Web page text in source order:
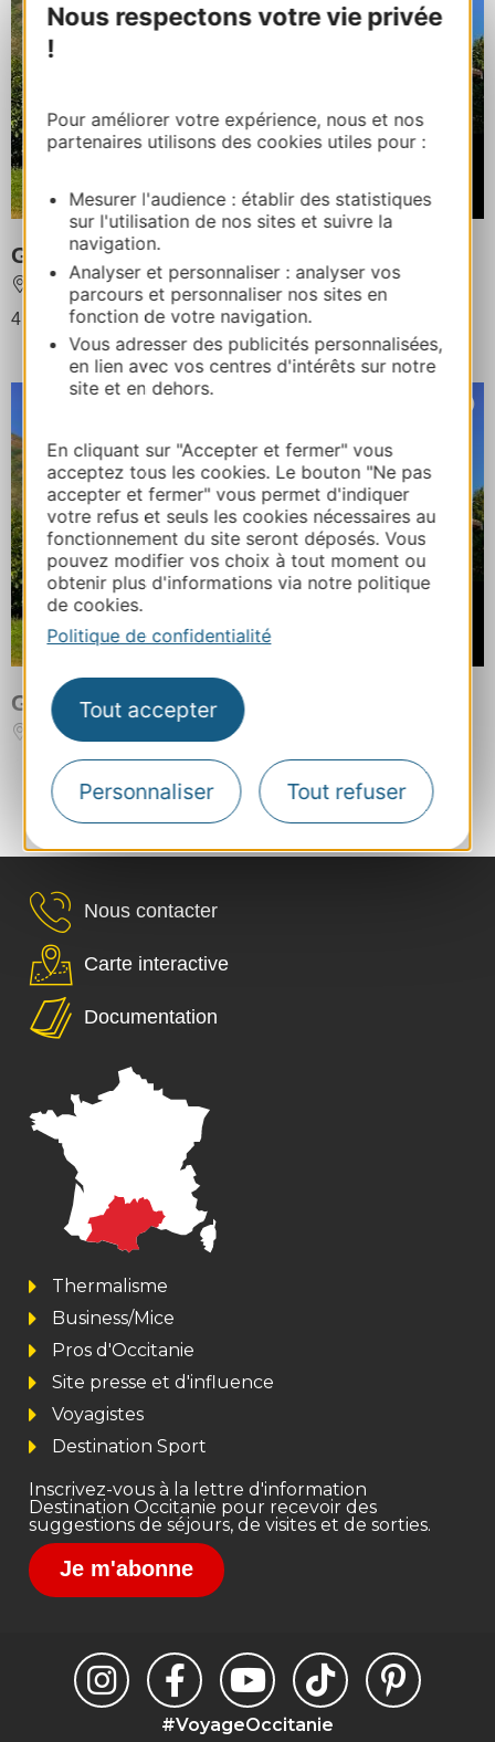
Nous respectons votre vie privée
!
Pour améliorer votre expérience, nous et nos
partenaires utilisons des cookies utiles pour :
Mesurer l'audience : établir des statistiques
sur l'utilisation de nos sites et suivre la
navigation.
Analyser et personnaliser : analyser vos
parcours et personnaliser nos sites en
fonction de votre navigation.
Vous adresser des publicités personnalisées,
en lien avec vos centres d'intérêts sur notre
site et en dehors.
En cliquant sur "Accepter et fermer" vous
acceptez tous les cookies. Le bouton "Ne pas
accepter et fermer" vous permet d'indiquer
votre refus et seuls les cookies nécessaires au
fonctionnement du site seront déposés. Vous
pouvez modifier vos choix à tout moment ou
obtenir plus d'informations via notre politique
de cookies.
Politique de confidentialité
Tout accepter
Personnaliser Tout refuser
À partir de
/ Semaine
Gîte Chalet Le Quié 4 personnes
ARIGNAC À 3 km de TARASCON SUR ARIEGE
4 personnes au maximum
Gîte Chalet le Sédour 4 personnes
ARIGNAC À 3 km de TARASCON SUR ARIEGE
4 personnes au maximum
Plus de résultats
Nous contacter
Carte interactive
Documentation
Thermalisme
Business/Mice
Pros d'Occitanie
Site presse et d'influence
Voyagistes
Destination Sport
Inscrivez-vous à la lettre d'information
Destination Occitanie pour recevoir des
suggestions de séjours, de visites et de sorties.
Je m'abonne
#VoyageOccitanie